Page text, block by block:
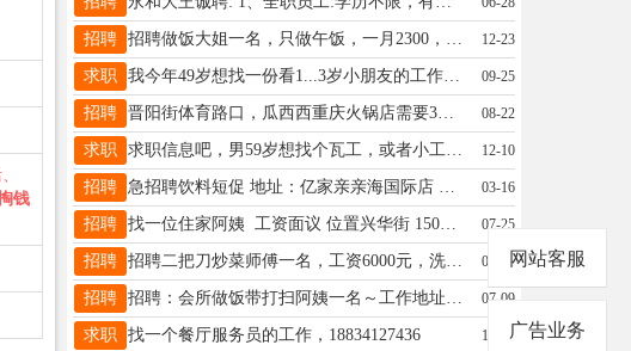
钱
招聘 招聘做饭大姐一名，只做午饭，一月2300，地点在九润汽贸园，联系电话15525488884 12-23
求职 我今年49岁想找一份看1...3岁小朋友的工作。18636922329 09-25
招聘 晋阳街体育路口，瓜西西重庆火锅店需要3名服务员（要求长期干）男孩子优先，需要上夜班。请联系13363513434 08-22
求职 求职信息吧，男59岁想找个瓦工，或者小工的活，长期可干，不要太累就行，17635692310 12-10
招聘 急招聘饮料短促 地址：亿家亲亲海国际店 时间：13.30-21.30 工资120元一天 电话：18935107923 03-16
招聘 找一位住家阿姨 工资面议 位置兴华街 15003467476 微信同号 07-25
招聘 招聘二把刀炒菜师傅一名，工资6000元，洗碗保洁一名，工资3800元加200元全勤，帮厨大姐一名，工资3800元加200元全勤，地址：太原市小店区北营街道，有意联系：13623622870（打不通加微信） 07-20
招聘 招聘：会所做饭带打扫阿姨一名～工作地址：太原星河湾1号院～薪资电议 联系电话13546453868～ 07-09
求职 找一个餐厅服务员的工作，18834127436 10-14
网站客服
广告业务